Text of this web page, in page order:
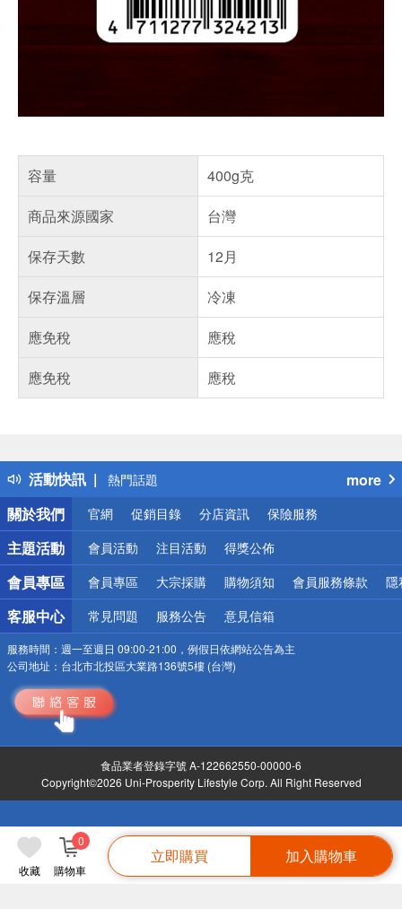
收藏 購物車
0
立即購買 加入購物車
容量
400g克
商品來源國家
台灣
保存天數
12月
保存溫層
冷凍
應免稅
應稅
應免稅
應稅
活動快訊
得獎公告
熱門話題
銀行優惠
偏遠地區配送
詐騙網頁！請小心！
more
關於我們
官網 促銷目錄 分店資訊 保險服務
主題活動 會員活動 注目活動 得獎公佈
會員專區 會員專區 大宗採購 購物須知 會員服務條款 隱
客服中心 常見問題 服務公告 意見信箱
服務時間： 週一至週日 09:00-21:00，例假日依網站公告為主
公司地址： 台北市北投區大業路136號5樓 (台灣)
食品業者登錄字號 A-122662550-00000-6
Copyright©2026 Uni-Prosperity Lifestyle Corp. All Right Reserved